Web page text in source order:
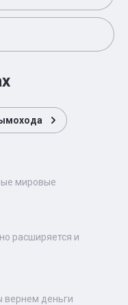
мировые
расширяется и
вернем деньги